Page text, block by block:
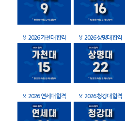
🏅 2026 가천대 합격 🏅 2026 상명대 합격
🏅 2026 연세대 합격 🏅 2026 청강대 합격